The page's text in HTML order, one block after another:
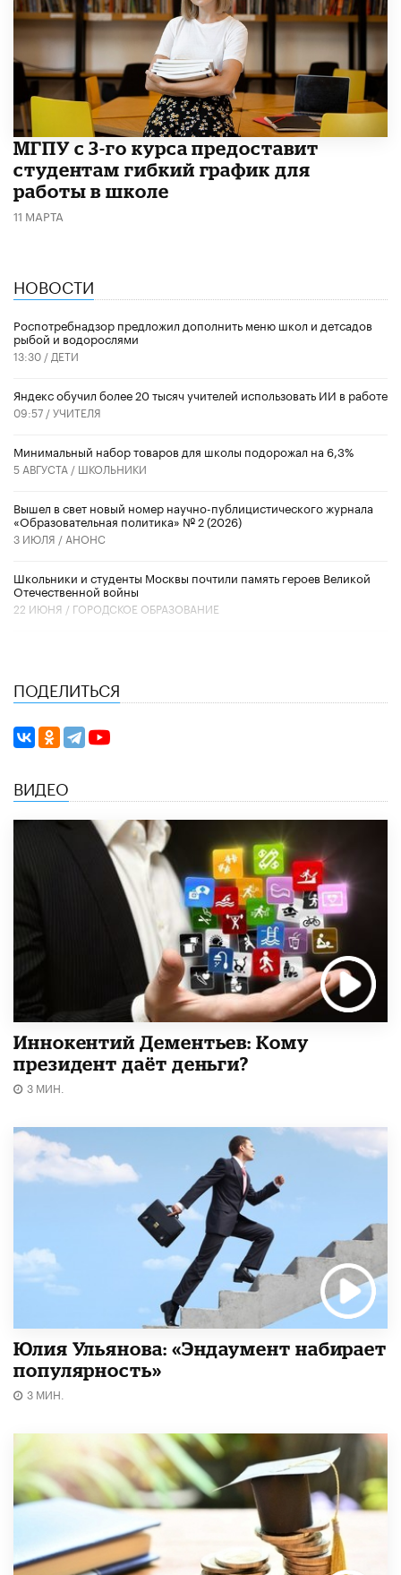
МГПУ с 3-го курса предоставит
студентам гибкий график для
работы в школе
11 МАРТА
НОВОСТИ
Роспотребнадзор предложил дополнить меню школ и детсадов
рыбой и водорослями
13:30 / ДЕТИ
​Яндекс обучил более 20 тысяч учителей использовать ИИ в работе
09:57 /УЧИТЕЛЯ
Минимальный набор товаров для школы подорожал на 6,3%
5 АВГУСТА / ШКОЛЬНИКИ
Вышел в свет новый номер научно-публицистического журнала
«Образовательная политика» № 2 (2026)
3 ИЮЛЯ / АНОНС
Школьники и студенты Москвы почтили память героев Великой
Отечественной войны
22 ИЮНЯ / ГОРОДСКОЕ ОБРАЗОВАНИЕ
ПОДЕЛИТЬСЯ
ВИДЕО
Иннокентий Дементьев: Кому
президент даёт деньги?
3 МИН.
Юлия Ульянова: «Эндаумент набирает
популярность»
3 МИН.